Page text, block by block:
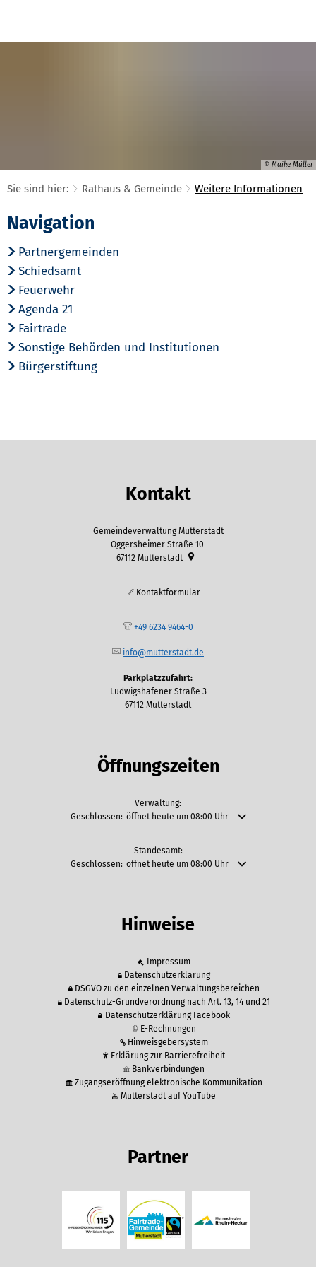
© Maike Müller
Sie sind hier: Rathaus & Gemeinde Weitere Informationen
Weitere
Informationen
Navigation
Partnergemeinden
Schiedsamt
Feuerwehr
Agenda 21
Fairtrade
Sonstige Behörden und Institutionen
Bürgerstiftung
Kontakt
Gemeindeverwaltung Mutterstadt
Oggersheimer Straße 10
67112 Mutterstadt
Kontaktformular
+49 6234 9464-0
info@mutterstadt.de
Parkplatzzufahrt:
Ludwigshafener Straße 3
67112 Mutterstadt
Öffnungszeiten
Verwaltung:
Klicken, um weitere Öffnungs- oder Schließzeiten
Geschlossen: öffnet heute um 08:00 Uhr
Standesamt:
Klicken, um weitere Öffnungs- oder Schließzeiten
Geschlossen: öffnet heute um 08:00 Uhr
Hinweise
Impressum
Datenschutzerklärung
DSGVO zu den einzelnen Verwaltungsbereichen
Datenschutz-Grundverordnung nach Art. 13, 14 und 21
Datenschutzerklärung Facebook
E-Rechnungen
Hinweisgebersystem
Erklärung zur Barrierefreiheit
Bankverbindungen
Zugangseröffnung elektronische Kommunikation
Mutterstadt auf YouTube
Partner